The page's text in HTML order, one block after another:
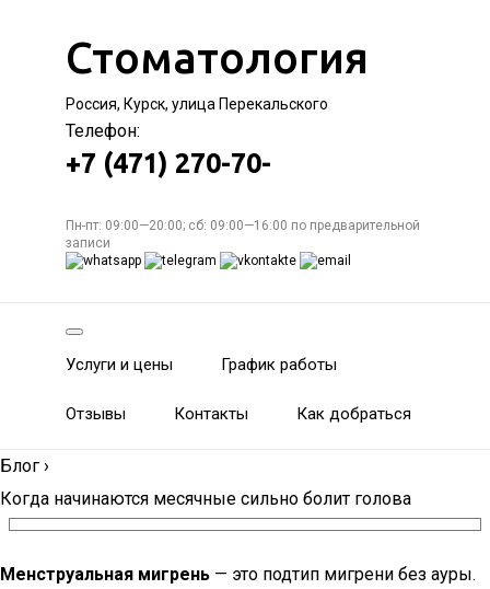
Стоматология
Россия, Курск, улица Перекальского
Телефон:
+7 (471) 270-70-
Пн-пт: 09:00—20:00; сб: 09:00—16:00 по предварительной
записи
Услуги и цены График работы
Отзывы Контакты Как добраться
Блог ›
Когда начинаются месячные сильно болит голова
Менструальная мигрень — это подтип мигрени без ауры.